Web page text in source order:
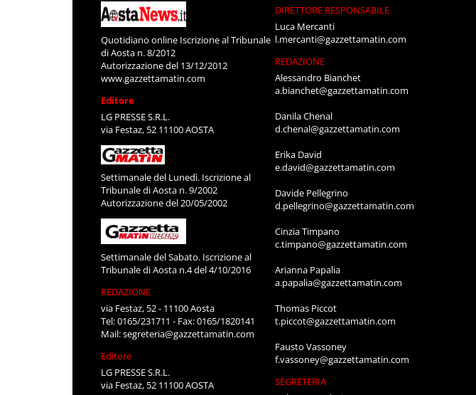
Quotidiano online Iscrizione al Tribunale
di Aosta n. 8/2012
Autorizzazione del 13/12/2012
www.gazzettamatin.com
Editore
LG PRESSE S.R.L.
via Festaz, 52 11100 AOSTA
Settimanale del Lunedì. Iscrizione al
Tribunale di Aosta n. 9/2002
Autorizzazione del 20/05/2002
Settimanale del Sabato. Iscrizione al
Tribunale di Aosta n.4 del 4/10/2016
REDAZIONE
via Festaz, 52 - 11100 Aosta
Tel: 0165/231711 - Fax: 0165/1820141
Mail:segreteria@gazzettamatin.com
Editore
LG PRESSE S.R.L.
via Festaz, 52 11100 AOSTA
DIRETTORE RESPONSABILE
Luca Mercanti
l.mercanti@gazzettamatin.com
REDAZIONE
Alessandro Bianchet
a.bianchet@gazzettamatin.com
Danila Chenal
d.chenal@gazzettamatin.com
Erika David
e.david@gazzettamatin.com
Davide Pellegrino
d.pellegrino@gazzettamatin.com
Cinzia Timpano
c.timpano@gazzettamatin.com
Arianna Papalia
a.papalia@gazzettamatin.com
Thomas Piccot
t.piccot@gazzettamatin.com
Fausto Vassoney
f.vassoney@gazzettamatin.com
SEGRETERIA